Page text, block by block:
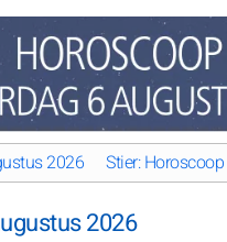
2026 Stier:
2026